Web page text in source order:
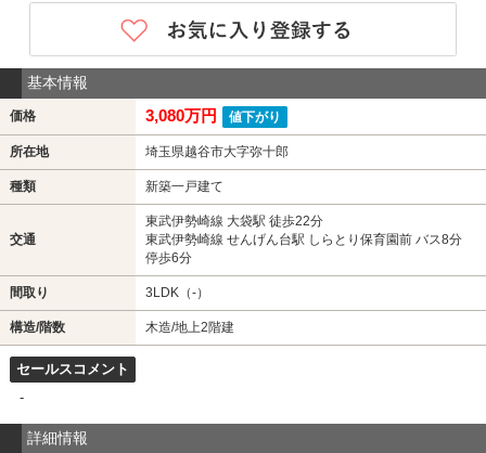
基本情報
価格 3,080万円 値下がり
所在地 埼玉県越谷市大字弥十郎
種類 新築一戸建て
交通
東武伊勢崎線 大袋駅 徒歩22分
東武伊勢崎線 せんげん台駅 しらとり保育園前 バス8分
停歩6分
間取り 3LDK（-）
構造/階数 木造/地上2階建
セールスコメント
-
詳細情報